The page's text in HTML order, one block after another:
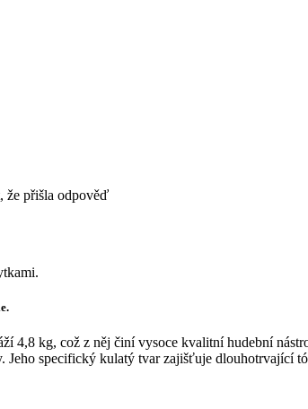
že přišla odpověď
4,8 kg, což z něj činí vysoce kvalitní hudební
Jeho specifický kulatý tvar zajišťuje dlouhotrvající